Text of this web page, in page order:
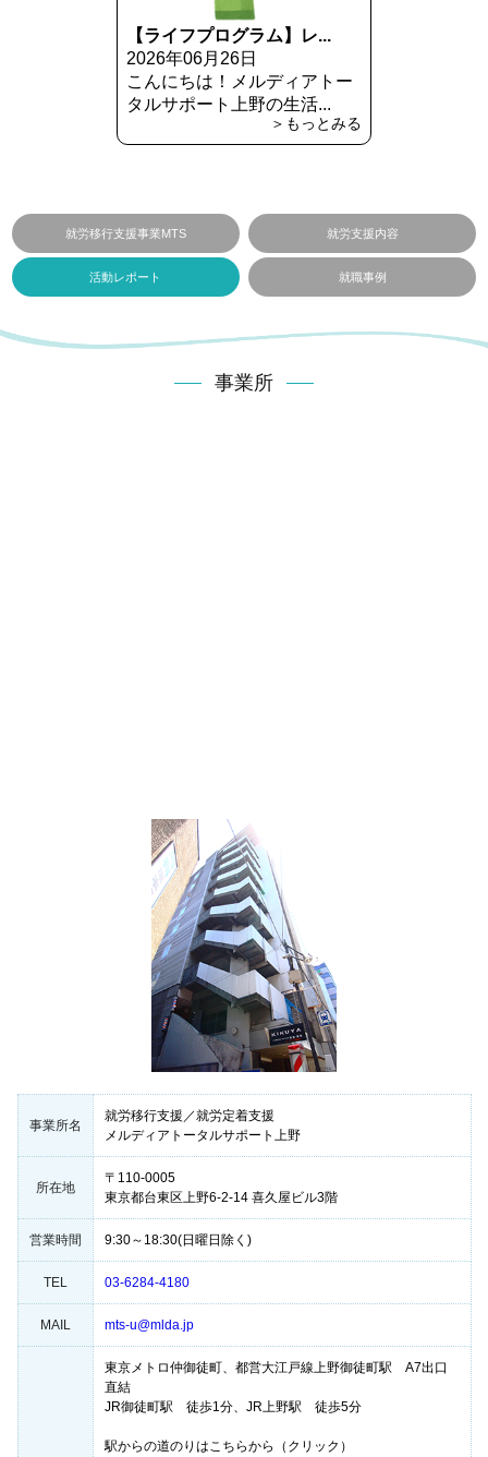
【ライフプログラム】レ...
2026年06月26日
こんにちは！メルディアトー
タルサポート上野の生活...
＞もっとみる
就労移行支援事業MTS 就労支援内容
活動レポート 就職事例
事業所
事業所名
就労移行支援／就労定着支援
メルディアトータルサポート上野
所在地
〒110-0005
東京都台東区上野6-2-14 喜久屋ビル3階
営業時間 9:30～18:30(日曜日除く)
TEL 03-6284-4180
MAIL mts-u@mlda.jp
東京メトロ仲御徒町、都営大江戸線上野御徒町駅 A7出口
直結
JR御徒町駅 徒歩1分、JR上野駅 徒歩5分
駅からの道のりはこちらから（クリック）